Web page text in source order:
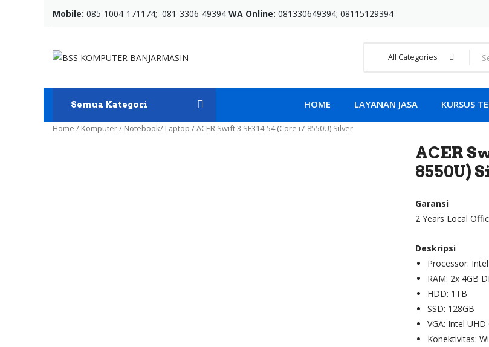
Mobile: 085-1004-171174; 081-3306-49394 WA Online: 081330649394; 08115129394
All Categories
Semua Kategori HOME LAYANAN JASA KURSUS
Home / Komputer/ Notebook/ Laptop /ACER Swift 3 SF314-54 (Core i7-8550U) Silver
ACER
8550U)
Garansi
2 Years Local
Deskripsi
Processor:
RAM: 2x 4GB
HDD: 1TB
SSD: 128GB
VGA: Intel UHD
Konektivitas: